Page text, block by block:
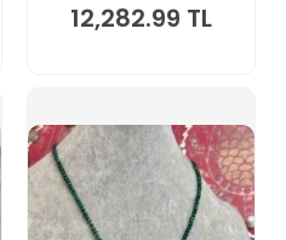
12,282.99 TL